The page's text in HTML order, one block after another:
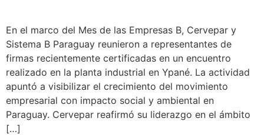
En el marco del Mes de las Empresas B, Cervepar y
Sistema B Paraguay reunieron a representantes de
firmas recientemente certificadas en un encuentro
realizado en la planta industrial en Ypané. La actividad
apuntó a visibilizar el crecimiento del movimiento
empresarial con impacto social y ambiental en
Paraguay. Cervepar reafirmó su liderazgo en el ámbito
[…]